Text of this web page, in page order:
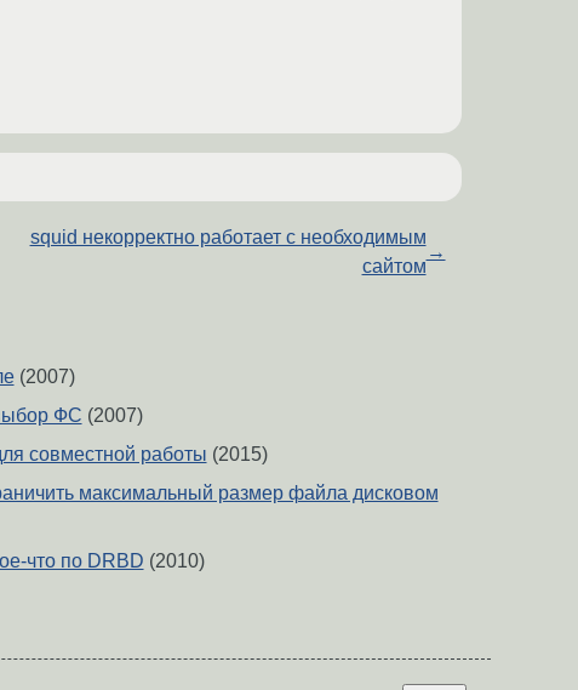
squid некорректно работает с необходимым
сайтом
→
(2007)
ФС (2007)
совместной работы (2015)
максимальный размер файла дисковом
что по DRBD (2010)